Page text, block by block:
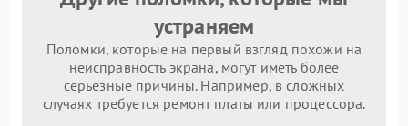
устраняем
Поломки, которые на первый взгляд похожи на
неисправность экрана, могут иметь более
серьезные причины. Например, в сложных
случаях требуется ремонт платы или процессора.